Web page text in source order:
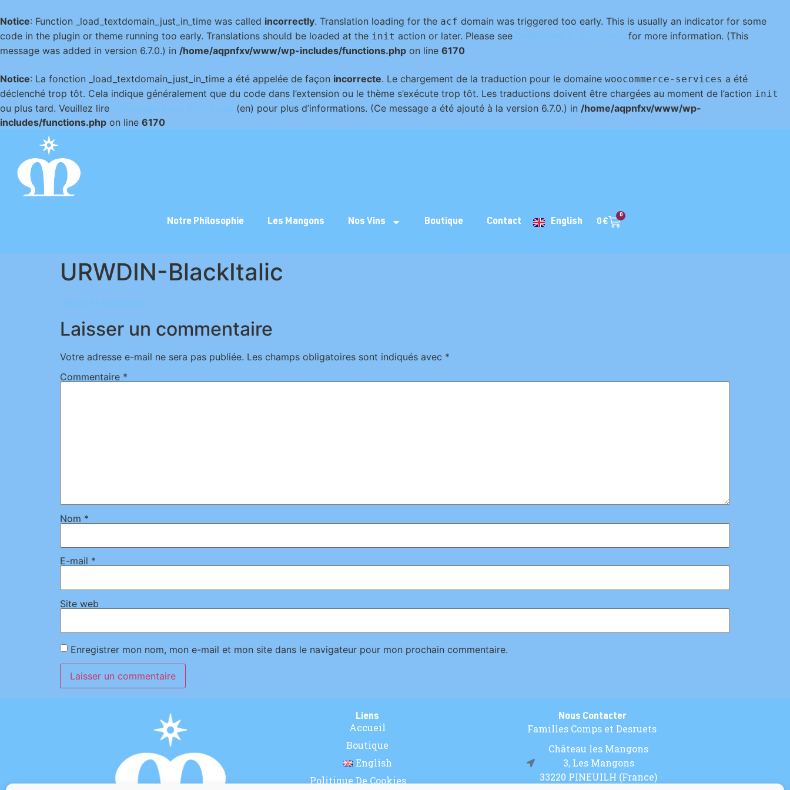
Notice: Function _load_textdomain_just_in_time was called incorrectly. Translation loading for the acf domain was triggered too early. This is usually an indicator for some
code in the plugin or theme running too early. Translations should be loaded at the init action or later. Please see
for more information. (This
message was added in version 6.7.0.) in /home/aqpnfxv/www/wp-includes/functions.php on line 6170
Notice: La fonction _load_textdomain_just_in_time a été appelée de façon incorrecte. Le chargement de la traduction pour le domaine woocommerce-services a été
déclenché trop tôt. Cela indique généralement que du code dans l’extension ou le thème s’exécute trop tôt. Les traductions doivent être chargées au moment de l’action init
ou plus tard. Veuillez lire (en) pour plus d’informations. (Ce message a été ajouté à la version 6.7.0.) in /home/aqpnfxv/www/wp-
includes/functions.php on line 6170
Notre Philosophie Les Mangons Nos Vins Boutique Contact English 0 €
0
URWDIN-BlackItalic
Laisser un commentaire
Votre adresse e-mail ne sera pas publiée. Les champs obligatoires sont indiqués avec *
Commentaire *
Nom *
E-mail *
Site web
Enregistrer mon nom, mon e-mail et mon site dans le navigateur pour mon prochain commentaire.
Liens
Accueil
Boutique
English
Politique De Cookies
Nous Contacter
Familles Comps et Desruets
Château les Mangons
3, Les Mangons
33220 PINEUILH (France)